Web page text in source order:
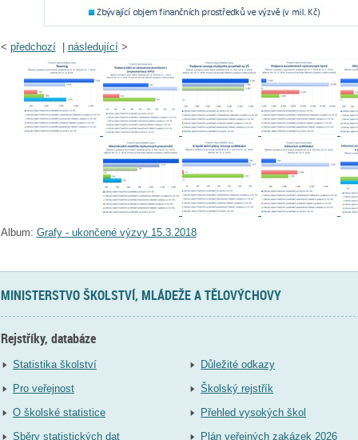
< předchozí| následující>
Album: Grafy - ukončené výzvy 15.3.2018
MINISTERSTVO ŠKOLSTVÍ, MLÁDEŽE A TĚLOVÝCHOVY
Rejstříky, databáze
Statistika školství
Pro veřejnost
O školské statistice
Sběry statistických dat
Důležité odkazy
Školský rejstřík
Přehled vysokých škol
Plán veřejných zakázek 2026